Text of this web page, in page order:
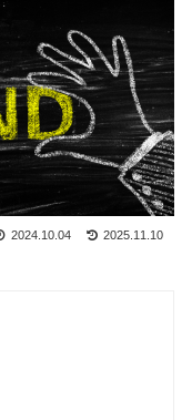
2024.10.04 2025.11.10